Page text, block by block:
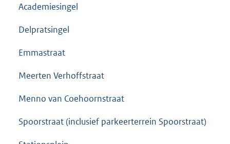
Academiesingel
Delpratsingel
Emmastraat
Meerten Verhoffstraat
Menno van Coehoornstraat
Spoorstraat (inclusief parkeerterrein Spoorstraat)